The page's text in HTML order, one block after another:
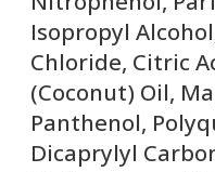
Isopropyl
Chloride, Citric
(Coconut) Oil,
Panthenol,
Dicaprylyl